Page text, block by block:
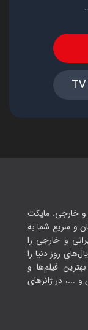
و خارجی. مایکت
و سریع شما به
و خارجی را
روز دنیا را
فیلم‌ها و
و ...، در ژانرهای